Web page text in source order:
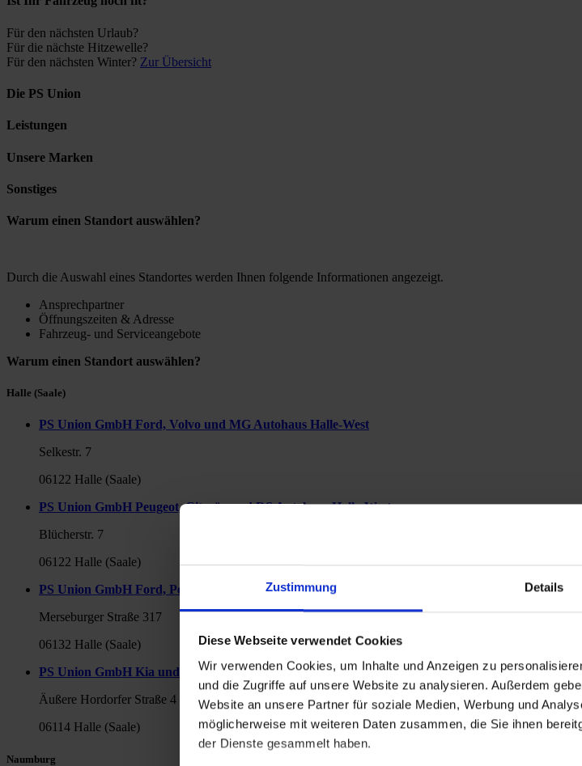
Zustimmung Details
Diese Webseite verwendet Cookies
Wir verwenden Cookies, um Inhalte und Anzeigen zu
und die Zugriffe auf unsere Website zu analysieren. Außerdem
Website an unsere Partner für soziale Medien, Werbung und
möglicherweise mit weiteren Daten zusammen, die Sie ihnen
der Dienste gesammelt haben.
Für den nächsten Urlaub?
Für die nächste Hitzewelle?
Für den nächsten Winter? Zur Übersicht
Die PS Union
Leistungen
Unsere Marken
Sonstiges
Warum einen Standort auswählen?
Durch die Auswahl eines Standortes werden Ihnen folgende Informationen angezeigt.
Ansprechpartner
Öffnungszeiten & Adresse
Fahrzeug- und Serviceangebote
Warum einen Standort auswählen?
Halle (Saale)
PS Union GmbH Ford, Volvo und MG Autohaus Halle-West
Selkestr. 7
06122 Halle (Saale)
PS Union GmbH Peugeot, Citroën und DS Autohaus Halle-West
Blücherstr. 7
06122 Halle (Saale)
PS Union GmbH Ford, Peugeot und Citroën Autohaus am Rosengarten
Merseburger Straße 317
06132 Halle (Saale)
PS Union GmbH Kia und Ford Autohaus am Wasserturm
Äußere Hordorfer Straße 4
06114 Halle (Saale)
Naumburg